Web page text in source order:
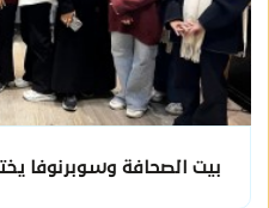
بيت الصحافة وسوبرنوفا